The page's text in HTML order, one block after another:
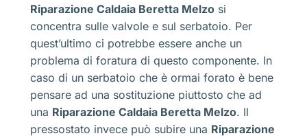
Riparazione Caldaia Beretta Melzo si
concentra sulle valvole e sul serbatoio. Per
quest’ultimo ci potrebbe essere anche un
problema di foratura di questo componente. In
caso di un serbatoio che è ormai forato è bene
pensare ad una sostituzione piuttosto che ad
una Riparazione Caldaia Beretta Melzo. Il
pressostato invece può subire una Riparazione